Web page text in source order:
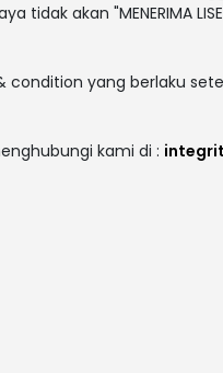
akan "MENERIMA
condition yang berlaku
kami di :